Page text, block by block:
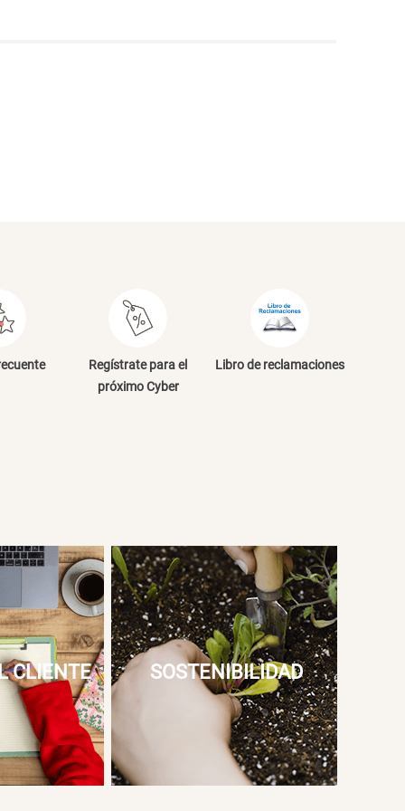
Regístrate para el
próximo Cyber
Libro de reclamaciones
CLIENTE SOSTENIBILIDAD